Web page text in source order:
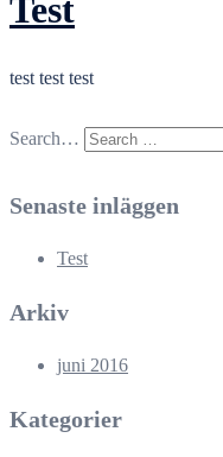
Test
test test test
Search…
Senaste inläggen
Test
Arkiv
juni 2016
Kategorier